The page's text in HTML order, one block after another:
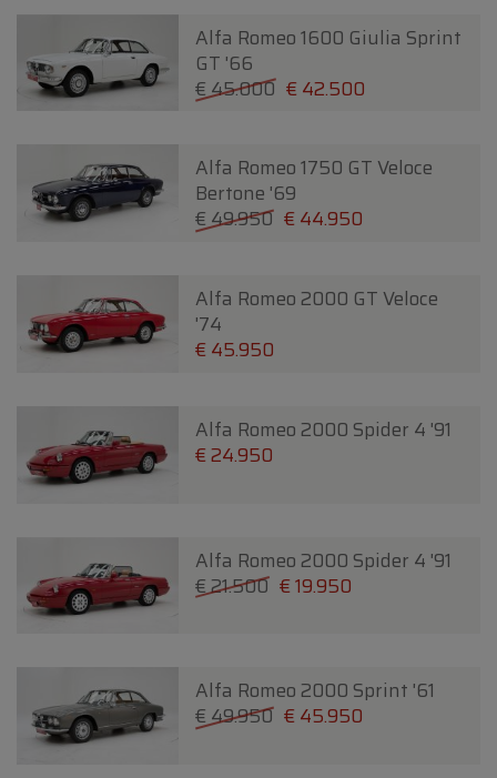
Alfa Romeo 1600 Giulia Sprint
GT '66
€ 45.000 € 42.500
Alfa Romeo 1750 GT Veloce
Bertone '69
€ 49.950 € 44.950
Alfa Romeo 2000 GT Veloce
'74
€ 45.950
Alfa Romeo 2000 Spider 4 '91
€ 24.950
Alfa Romeo 2000 Spider 4 '91
€ 21.500 € 19.950
Alfa Romeo 2000 Sprint '61
€ 49.950 € 45.950